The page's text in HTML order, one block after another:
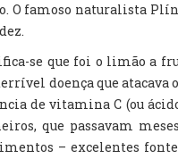
famoso naturalista
se que foi o limão a
doença que atacava
de vitamina C (ou
que passavam
– excelentes